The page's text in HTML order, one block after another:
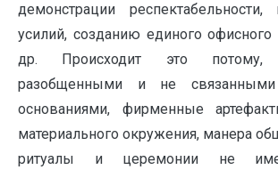
демонстрации респектабельности,
усилий, созданию единого офисного
др. Происходит это потому,
разобщенными и не связанными
основаниями, фирменные
материального окружения, манера
ритуалы и церемонии не